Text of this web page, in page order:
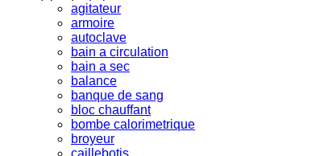
agitateur
armoire
autoclave
bain a circulation
bain a sec
balance
banque de sang
bloc chauffant
bombe calorimetrique
broyeur
caillebotis